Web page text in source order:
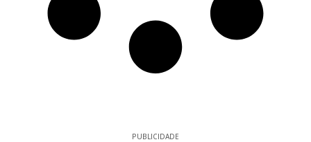
PUBLICIDADE